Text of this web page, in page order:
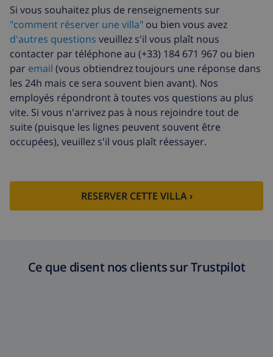
Arrivée tardive
58,64 $US , à payer à l'arrivée
Lit
supplémentaire
105,54 $US , à payer à l'arrivée
Draps
supplémentaires
17,59 $US par personne , à
payer à l'arrivée
Serviettes
supplémentaires
8,80 $US par personne , à payer à
l'arrivée
Départ tardif
113,75 $US
Si vous souhaitez plus de renseignements sur
"comment réserver une villa" ou bien vous avez
d'autres questions veuillez s'il vous plaît nous
contacter par téléphone au (+33) 184 671 967 ou bien
par email (vous obtiendrez toujours une réponse dans
les 24h mais ce sera souvent bien avant). Nos
employés répondront à toutes vos questions au plus
vite. Si vous n'arrivez pas à nous rejoindre tout de
suite (puisque les lignes peuvent souvent être
occupées), veuillez s'il vous plaît réessayer.
RESERVER CETTE VILLA ›
Ce que disent nos clients sur Trustpilot